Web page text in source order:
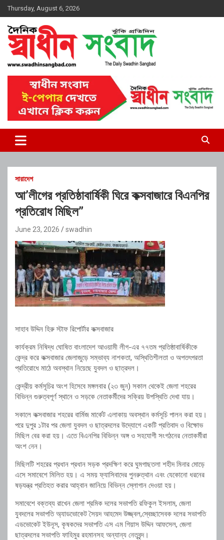
Skip
to
content
Thursday, August 6, 2026
দৈনিক স্বাধীন সংবাদ
সারাদেশ
আ’লীগের প্রতিষ্ঠাবার্ষিকী ঘিরে কক্সবাজারে বিএনপির
প্রতিরোধ মিছিল”
June 23, 2026 swadhin
সাহাব উদ্দিন হিরু স্টাফ রিপোর্টার কক্সবাজার
কার্যক্রম নিষিদ্ধ ঘোষিত বাংলাদেশ আওয়ামী লীগ-এর ৭৭তম প্রতিষ্ঠাবার্ষিকীকে
কেন্দ্র করে কক্সবাজার জেলাজুড়ে সম্ভাব্য নাশকতা, অস্থিতিশীলতা ও অপতৎপরতা
প্রতিরোধে মাঠে অবস্থান নিয়েছে যুবদল ও ছাত্রদল।
কেন্দ্রীয় কর্মসূচির অংশ হিসেবে মঙ্গলবার (২৩ জুন) সকাল থেকেই জেলা শহরের
বিভিন্ন গুরুত্বপূর্ণ স্থানে ও সড়কে নেতাকর্মীদের সক্রিয় উপস্থিতি দেখা যায়।
সকালে কক্সবাজার শহরের বার্মিজ মার্কেট এলাকায় অবস্থান কর্মসূচি পালন করা হয়।
পরে দুপুর ১টার পর জেলা যুবদল ও ছাত্রদলের উদ্যোগে একটি প্রতিবাদ ও বিক্ষোভ
মিছিল বের করা হয়। এতে বিএনপির বিভিন্ন অঙ্গ ও সহযোগী সংগঠনের নেতাকর্মীরা
অংশ নেন।
মিছিলটি শহরের প্রধান প্রধান সড়ক প্রদক্ষিণ করে ঘুমগাছতলা শহীদ মিনার মোড়ে
এসে সমাবেশে মিলিত হয়। এ সময় ফ্যাসিবাদের পুনরুত্থান এবং যেকোনো ধরনের
ষড়যন্ত্র প্রতিহত করার আহ্বান জানিয়ে বিভিন্ন স্লোগান দেওয়া হয়।
সমাবেশে বক্তব্য রাখেন জেলা শ্রমিক দলের সভাপতি রফিকুল ইসলাম, জেলা
যুবদলের সভাপতি অ্যাডভোকেট সৈয়দ আহমেদ উজ্জ্বল,স্বেচ্ছাসেবক দলের সভাপতি
এডভোকেট ইউনূস, কৃষকদের সভাপতি এস এম গিয়াস উদ্দিন আফসেল, জেলা
ছাত্রদলের সভাপতি ফাহিমুর রহমানসহ অন্যান্য নেতৃবৃন্দ।